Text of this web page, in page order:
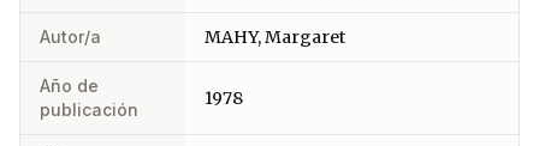
Autor/a MAHY, Margaret
Año de
publicación
1978